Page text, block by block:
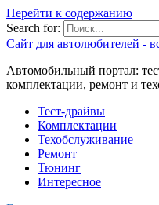
Перейти к содержанию
Search for:
Сайт для автолюбителей -
Автомобильный портал:
комплектации, ремонт и
Тест-драйвы
Комплектации
Техобслуживание
Ремонт
Тюнинг
Интересное